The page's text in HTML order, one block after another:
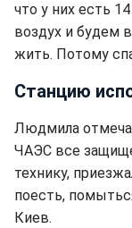
что у них есть
воздух и будем
жить. Потому
Станцию
Людмила
ЧАЭС все
технику,
поесть,
Киев.